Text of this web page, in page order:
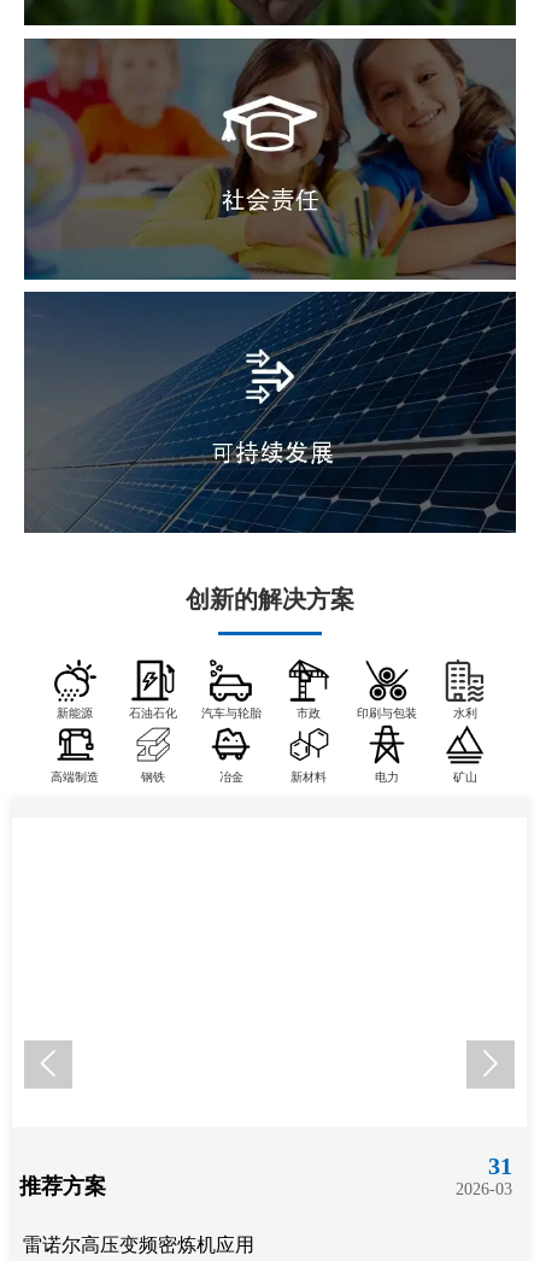
创新的解决方案
新能源 石油石化 汽车与轮胎 市政 印刷与包装 水利
高端制造 钢铁 冶金 新材料 电力 矿山
推荐方案
31
2026-03
雷诺尔高压变频密炼机应用
 